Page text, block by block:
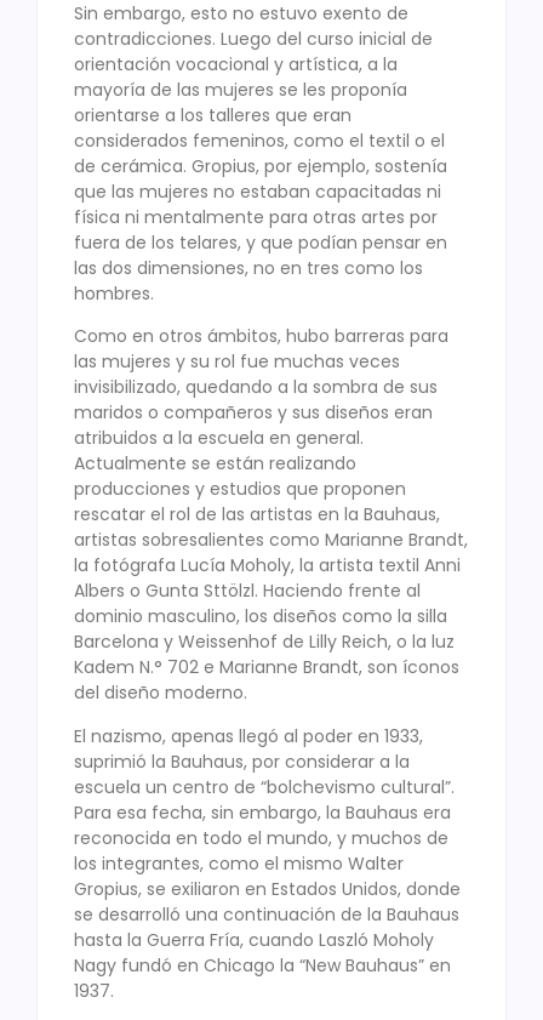
Sin embargo, esto no estuvo exento de
contradicciones. Luego del curso inicial de
orientación vocacional y artística, a la
mayoría de las mujeres se les proponía
orientarse a los talleres que eran
considerados femeninos, como el textil o el
de cerámica. Gropius, por ejemplo, sostenía
que las mujeres no estaban capacitadas ni
física ni mentalmente para otras artes por
fuera de los telares, y que podían pensar en
las dos dimensiones, no en tres como los
hombres.
Como en otros ámbitos, hubo barreras para
las mujeres y su rol fue muchas veces
invisibilizado, quedando a la sombra de sus
maridos o compañeros y sus diseños eran
atribuidos a la escuela en general.
Actualmente se están realizando
producciones y estudios que proponen
rescatar el rol de las artistas en la Bauhaus,
artistas sobresalientes como Marianne Brandt,
la fotógrafa Lucía Moholy, la artista textil Anni
Albers o Gunta Sttölzl. Haciendo frente al
dominio masculino, los diseños como la silla
Barcelona y Weissenhof de Lilly Reich, o la luz
Kadem N.° 702 e Marianne Brandt, son íconos
del diseño moderno.
El nazismo, apenas llegó al poder en 1933,
suprimió la Bauhaus, por considerar a la
escuela un centro de “bolchevismo cultural”.
Para esa fecha, sin embargo, la Bauhaus era
reconocida en todo el mundo, y muchos de
los integrantes, como el mismo Walter
Gropius, se exiliaron en Estados Unidos, donde
se desarrolló una continuación de la Bauhaus
hasta la Guerra Fría, cuando Laszló Moholy
Nagy fundó en Chicago la “New Bauhaus” en
1937.